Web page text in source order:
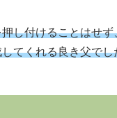
し付けることはせ
てくれる良き父でし